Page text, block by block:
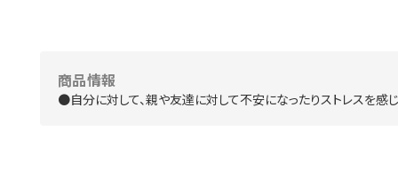
商品情報
●自分に対して、親や友達に対して不安になったりストレスを感